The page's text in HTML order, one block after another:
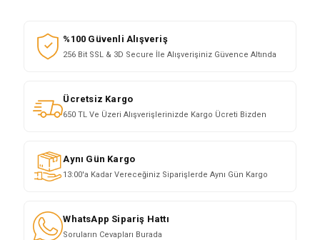
%100 Güvenli Alışveriş
256 Bit SSL & 3D Secure İle Alışverişiniz Güvence Altında
Ücretsiz Kargo
650 TL Ve Üzeri Alışverişlerinizde Kargo Ücreti Bizden
Aynı Gün Kargo
13:00'a Kadar Vereceğiniz Siparişlerde Aynı Gün Kargo
WhatsApp Sipariş Hattı
Soruların Cevapları Burada